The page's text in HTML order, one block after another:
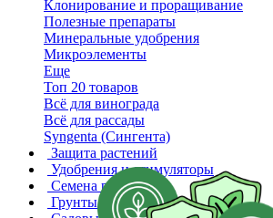
Клонирование и проращивание
Полезные препараты
Минеральные удобрения
Микроэлементы
Еще
Топ 20 товаров
Всё для винограда
Всё для рассады
Syngenta (Сингента)
Защита растений
Удобрения и стимуляторы
Семена растений
Грунты и субстраты